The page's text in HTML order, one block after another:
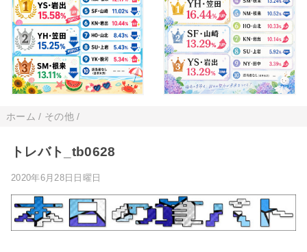
ホーム / その他/
トレバト_tb0628
2020年6月28日日曜日